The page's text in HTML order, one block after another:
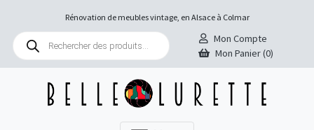
Rénovation de meubles vintage, en Alsace à Colmar
Recherche
produits
Mon Compte
Mon Panier (0)